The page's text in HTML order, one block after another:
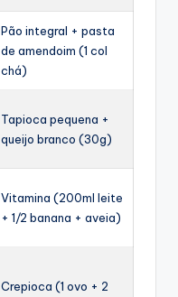
Pão integral + pasta
de amendoim (1 col
chá)
Tapioca pequena +
queijo branco (30g)
Vitamina (200ml leite
+ 1/2 banana + aveia)
Crepioca (1 ovo + 2